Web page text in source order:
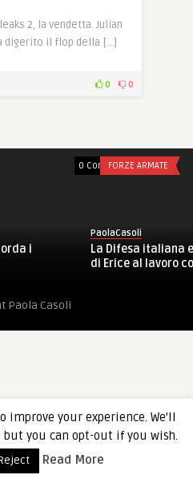
2, la vendetta. Julian
digerito il flop della […]
0 0
i
0 CommentsFORZE ARMATE
PaolaCasoli
La Difesa italiana
di Erice al lavoro
Paola Casoli
improve your experience. We'll
you can opt-out if you wish.
Read More